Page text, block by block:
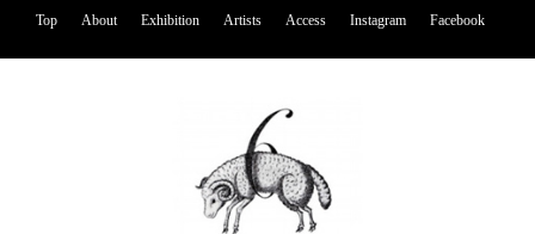
Top About Exhibition Artists Access Instagram Facebook